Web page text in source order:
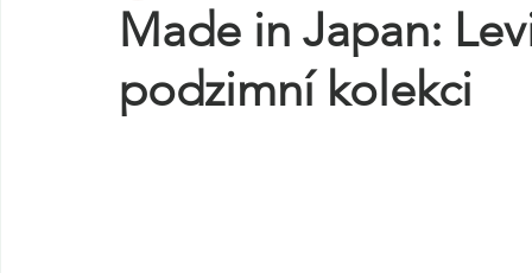
Made in Japan:
podzimní kolekci